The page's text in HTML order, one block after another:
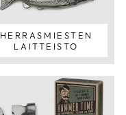
HERRASMIESTEN
LAITTEISTO